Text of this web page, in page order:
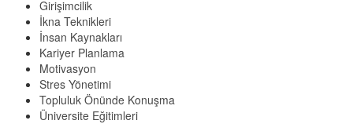
Girişimcilik
İkna Teknikleri
İnsan Kaynakları
Kariyer Planlama
Motivasyon
Stres Yönetimi
Topluluk Önünde Konuşma
Üniversite Eğitimleri